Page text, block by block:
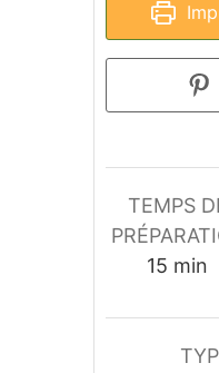
TEMPS
15 min